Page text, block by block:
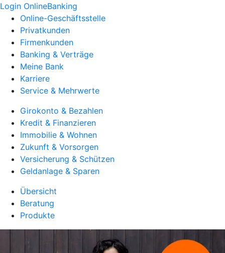
Login OnlineBanking
Online-Geschäftsstelle
Privatkunden
Firmenkunden
Banking & Verträge
Meine Bank
Karriere
Service & Mehrwerte
Girokonto & Bezahlen
Kredit & Finanzieren
Immobilie & Wohnen
Zukunft & Vorsorgen
Versicherung & Schützen
Geldanlage & Sparen
Übersicht
Beratung
Produkte